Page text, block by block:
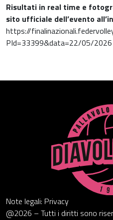
Risultati in real time e
sito ufficiale dell’evento
https://
PId=33399&data=22/05/2026
Note legali: Privacy
@2026 – Tutti i diritti sono